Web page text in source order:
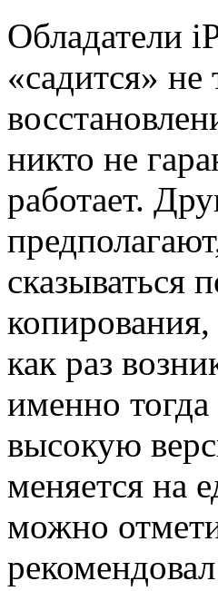
Обладатели
«садится»
никто не
работает.
сказываться
как раз
именно тогда
высокую
меняется на
можно